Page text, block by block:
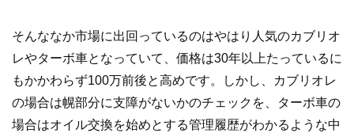
そんななか市場に出回っているのはやはり人気のカブリオ
レやターボ車となっていて、価格は30年以上たっているに
もかかわらず100万前後と高めです。しかし、カブリオレ
の場合は幌部分に支障がないかのチェックを、ターボ車の
場合はオイル交換を始めとする管理履歴がわかるような中